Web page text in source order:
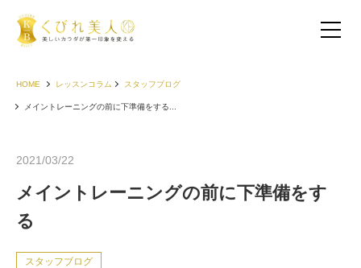
HOME レッスンコラム スタッフブログ
メイントレーニングの前に下準備をする...
2021/03/22
メイントレーニングの前に下準備をす
る
スタッフブログ